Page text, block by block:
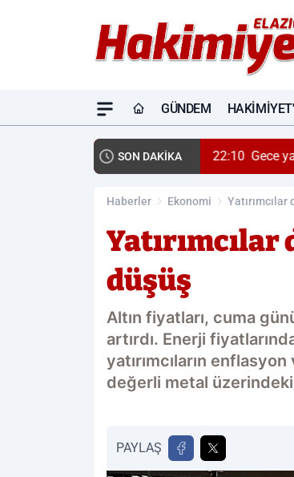
GÜNDEM
SON DAKİKA 22:10 Gece
Haberler Ekonomi
düşüş
Altın fiyatları, cuma
artırdı. Enerji
yatırımcıların
değerli metal üzerindeki
PAYLAŞ